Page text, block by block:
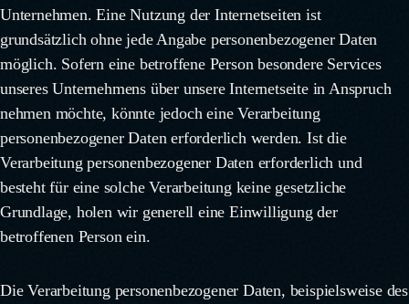
Unternehmen. Eine Nutzung der Internetseiten ist
grundsätzlich ohne jede Angabe personenbezogener Daten
möglich. Sofern eine betroffene Person besondere Services
unseres Unternehmens über unsere Internetseite in Anspruch
nehmen möchte, könnte jedoch eine Verarbeitung
personenbezogener Daten erforderlich werden. Ist die
Verarbeitung personenbezogener Daten erforderlich und
besteht für eine solche Verarbeitung keine gesetzliche
Grundlage, holen wir generell eine Einwilligung der
betroffenen Person ein.
Die Verarbeitung personenbezogener Daten, beispielsweise des